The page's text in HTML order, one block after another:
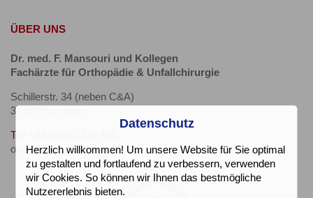
ÜBER UNS
Dr. med. F. Mansouri und Kollegen
Fachärzte für Orthopädie & Unfallchirurgie
Schillerstr. 34 (neben C&A)
30159 Hannover
Tel: +49 (0)511 322 405
oder +49 (0)511 323 822
Datenschutz
Herzlich willkommen! Um unsere Website für Sie optimal
zu gestalten und fortlaufend zu verbessern, verwenden
wir Cookies. So können wir Ihnen das bestmögliche
Nutzererlebnis bieten.